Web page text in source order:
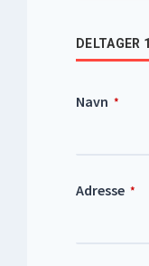
DELTAGER 1
Navn *
Adresse *